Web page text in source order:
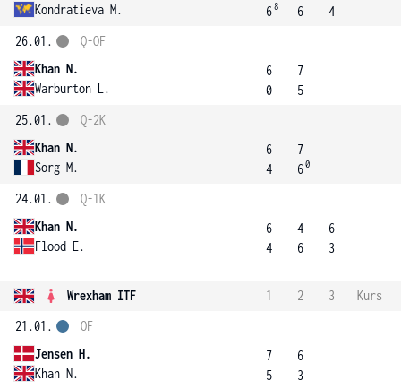
Kondratieva M.
68
6
4
26.01.
Khan N.
Warburton L.
Q-OF
6
0
7
5
25.01.
Khan N.
Sorg M.
Q-2K
6
4
7
60
24.01.
Khan N.
Flood E.
Q-1K
6
4
4
6
6
3
Wrexham ITF 1 2 3
Kurs
21.01.
Jensen H.
Khan N.
OF
7
5
6
3